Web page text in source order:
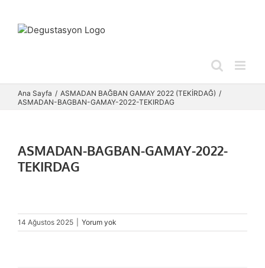
content
Ana Sayfa
ASMADAN BAĞBAN GAMAY 2022 (TEKİRDAĞ)
ASMADAN-BAGBAN-GAMAY-2022-TEKIRDAG
ASMADAN-BAGBAN-GAMAY-2022-
TEKIRDAG
14 Ağustos 2025 Yorum yok